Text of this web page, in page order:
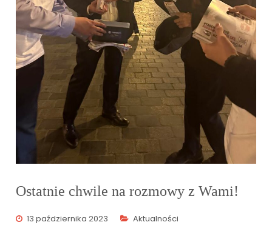
Ostatnie chwile na rozmowy z Wami!
13 października 2023 Aktualności